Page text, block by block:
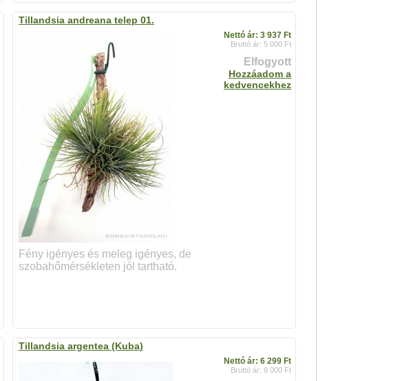
Tillandsia andreana telep 01.
Nettó ár: 3 937 Ft
Bruttó ár: 5 000 Ft
Elfogyott
Hozzáadom a
kedvencekhez
Fény igényes és meleg igényes, de
szobahőmérsékleten jól tartható.
Tillandsia argentea (Kuba)
Nettó ár: 6 299 Ft
Bruttó ár: 8 000 Ft